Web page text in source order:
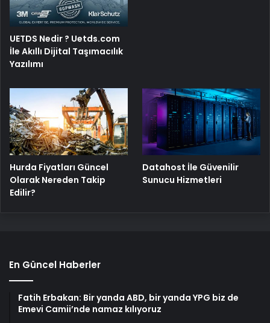
UETDS Nedir ? Uetds.com
İle Akıllı Dijital Taşımacılık
Yazılımı
Hurda Fiyatları Güncel
Olarak Nereden Takip
Edilir?
Datahost İle Güvenilir
Sunucu Hizmetleri
En Güncel Haberler
Fatih Erbakan: Bir yanda ABD, bir yanda YPG biz de
Emevi Camii’nde namaz kılıyoruz